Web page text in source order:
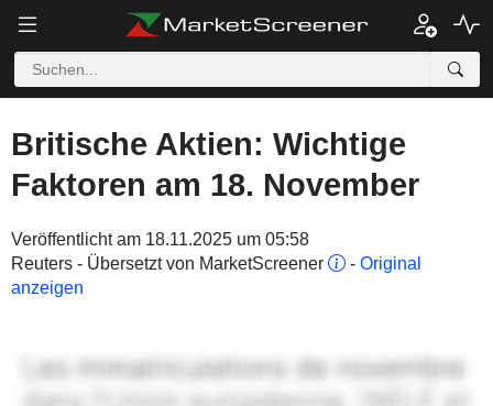
Britische Aktien: Wichtige
Faktoren am 18. November
Veröffentlicht am 18.11.2025 um 05:58
Reuters - Übersetzt von MarketScreener
- Original
anzeigen